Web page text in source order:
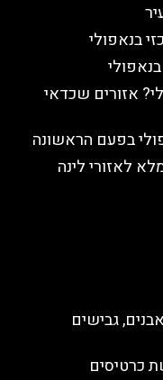
בנאפולי
אזורים שכדאי
בפעם הראשונה
לאזורי לינה
גבישים
כרטיסים